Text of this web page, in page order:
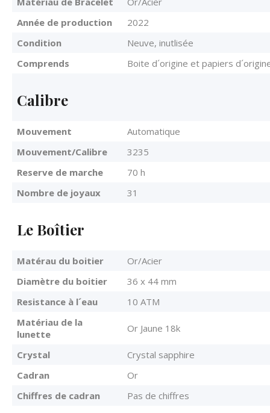
Année de production
2022
Condition
Neuve, inutlisée
Comprends
Boite d´origine et papiers
Calibre
Mouvement
Automatique
Mouvement/Calibre
3235
Reserve de marche
70 h
Nombre de joyaux
31
Le Boîtier
Matérau du boitier
Or/Acier
Diamètre du boitier
36 x 44 mm
Resistance à l´eau
10 ATM
Matériau de la
lunette
Or Jaune 18k
Crystal
Crystal sapphire
Cadran
Or
Chiffres de cadran
Pas de chiffres